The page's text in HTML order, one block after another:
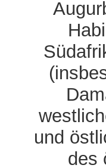
und
des